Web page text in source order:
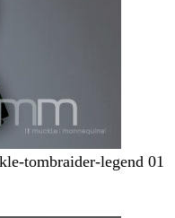
tombraider-legend 01